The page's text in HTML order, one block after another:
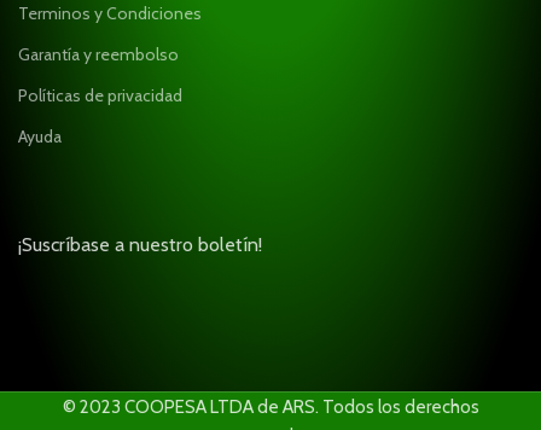
Terminos y Condiciones
Garantía y reembolso
Políticas de privacidad
Ayuda
¡Suscríbase a nuestro boletín!
© 2023 COOPESA LTDA de ARS. Todos los derechos